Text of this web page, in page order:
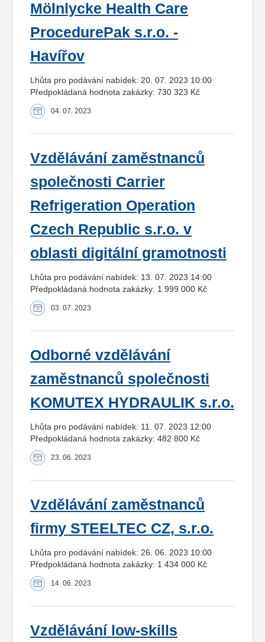
Mölnlycke Health Care
ProcedurePak s.r.o. -
Havířov
Lhůta pro podávání nabídek: 20. 07. 2023 10:00
Předpokládaná hodnota zakázky: 730 323 Kč
04. 07. 2023
Vzdělávání zaměstnanců
společnosti Carrier
Refrigeration Operation
Czech Republic s.r.o. v
oblasti digitální gramotnosti
Lhůta pro podávání nabídek: 13. 07. 2023 14:00
Předpokládaná hodnota zakázky: 1 999 000 Kč
03. 07. 2023
Odborné vzdělávání
zaměstnanců společnosti
KOMUTEX HYDRAULIK s.r.o.
Lhůta pro podávání nabídek: 11. 07. 2023 12:00
Předpokládaná hodnota zakázky: 482 800 Kč
23. 06. 2023
Vzdělávání zaměstnanců
firmy STEELTEC CZ, s.r.o.
Lhůta pro podávání nabídek: 26. 06. 2023 10:00
Předpokládaná hodnota zakázky: 1 434 000 Kč
14. 06. 2023
Vzdělávání low-skills